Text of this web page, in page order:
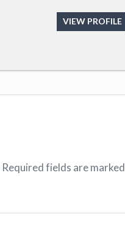
VIEW PROFILE
Required fields are marked